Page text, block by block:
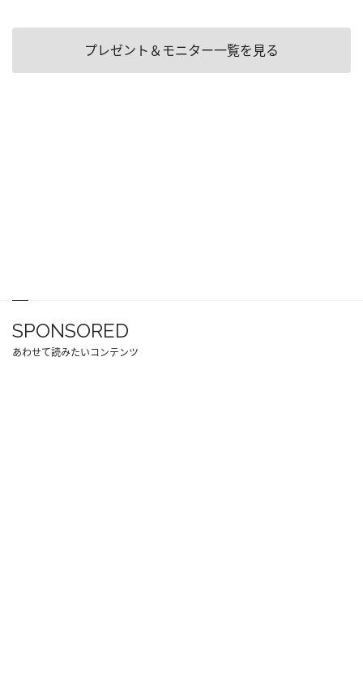
プレゼント＆モニター一覧を見る
SPONSORED
あわせて読みたいコンテンツ